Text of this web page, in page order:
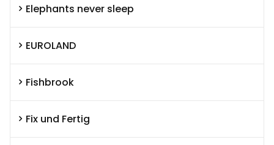
Elephants never sleep
EUROLAND
Fishbrook
Fix und Fertig